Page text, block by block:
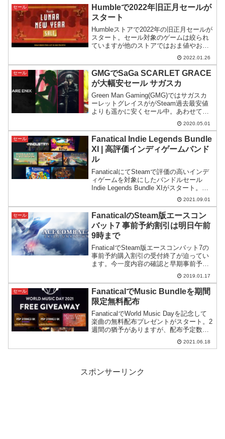
セール
Humbleで2022年旧正月セールが
スタート
Humbleストアで2022年の旧正月セールが
スタート。セール対象のゲームは絞られ
ていますが他のストアではおま値やおま
国のゲームが安く買えるという特徴があ
2022.01.26
セール
GMGでSaGa SCARLET GRACE
が大幅安セール サガスカ
Green Man Gaming(GMG)ではサガスカ
ーレットグレイスががSteam過去最安値
よりも遥かに安くセール中。あわせてス
クエニセールも開催されています。2020.05.01
セール
Fanatical Indie Legends Bundle
XI | 高評価インディゲームバンド
ル
FanaticalにてSteamで評価の高いインデ
ィゲームを対象にしたバンドルセール
Indie Legends Bundle XIがスタート。価
格も安く長時間遊べるゲームが入った良
2021.09.01
セール
FanaticalのSteam版エースコン
バット7 事前予約割引は明日午前
9時まで
FnaticalでSteam版エースコンバット7の
事前予約購入割引の受付終了が迫ってい
ます。今一度内容の確認と早期事前予約
のメリット・デメリットについて考えて
2019.01.17
セール
FanaticalでMusic Bundleを期間
限定無料配布
FanaticalでWorld Music Dayを記念して
楽曲の無料配布プレゼントがスタート。2
週間の猶予がありますが、配布予定数が
2021.06.18
スポンサーリンク